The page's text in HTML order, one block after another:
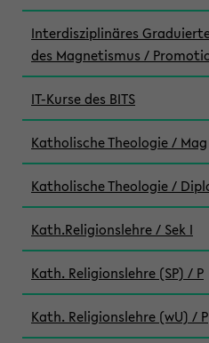
Interdisziplinäres
des Magnetismus /
IT-Kurse des BITS
Katholische Theologie / Mag
Katholische Theologie /
Kath.Religionslehre / Sek I
Kath. Religionslehre (SP) / P
Kath. Religionslehre (wU) / P